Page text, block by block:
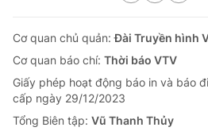
Cơ quan chủ quản:Đài Truyền hình
Cơ quan báo chí: Thời báo VTV
Giấy phép hoạt động báo in và báo
cấp ngày 29/12/2023
Tổng Biên tập: Vũ Thanh Thủy